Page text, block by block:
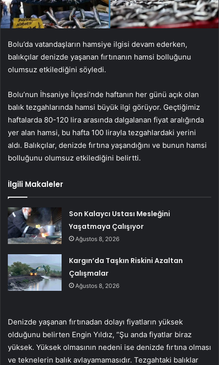
Bolu’da vatandaşların hamsiye ilgisi devam ederken,
balıkçılar denizde yaşanan fırtınanın hamsi bolluğunu
olumsuz etkilediğini söyledi.
Bolu’nun İhsaniye İlçesi’nde haftanın her günü açık olan
balık tezgahlarında hamsi büyük ilgi görüyor. Geçtiğimiz
haftalarda 80-120 lira arasında dalgalanan fiyat aralığında
yer alan hamsi, bu hafta 100 lirayla tezgahlardaki yerini
aldı. Balıkçılar, denizde fırtına yaşandığını ve bunun hamsi
bolluğunu olumsuz etkilediğini belirtti.
İlgili Makaleler
Son Kalaycı Ustası Mesleğini
Yaşatmaya Çalışıyor
Ağustos 8, 2026
Kargın’da Taşkın Riskini Azaltan
Çalışmalar
Ağustos 8, 2026
Denizde yaşanan fırtınadan dolayı fiyatların yüksek
olduğunu belirten Engin Yıldız, “Şu anda fiyatlar biraz
yüksek. Yüksek olmasının nedeni ise denizde fırtına olması
ve teknelerin balık avlayamamasıdır. Tezgahtaki balıklar